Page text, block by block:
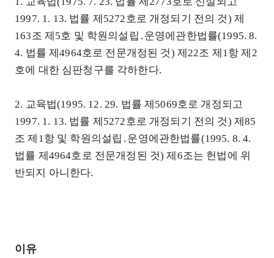
1997. 1. 13. 법률 제5272호로 개정되기 전의 것) 제
163조 제5호 및 학원의설립․운영에관한법률(1995. 8.
4. 법률 제4964호로 전문개정된 것) 제22조 제1항 제2
호에 대한 심판청구를 각하한다.
2. 교육법(1995. 12. 29. 법률 제5069호로 개정되고
1997. 1. 13. 법률 제5272호로 개정되기 전의 것) 제85
조 제1항 및 학원의설립․운영에관한법률(1995. 8. 4.
법률 제4964호로 전문개정된 것) 제6조는 헌법에 위
반되지 아니한다.
이유